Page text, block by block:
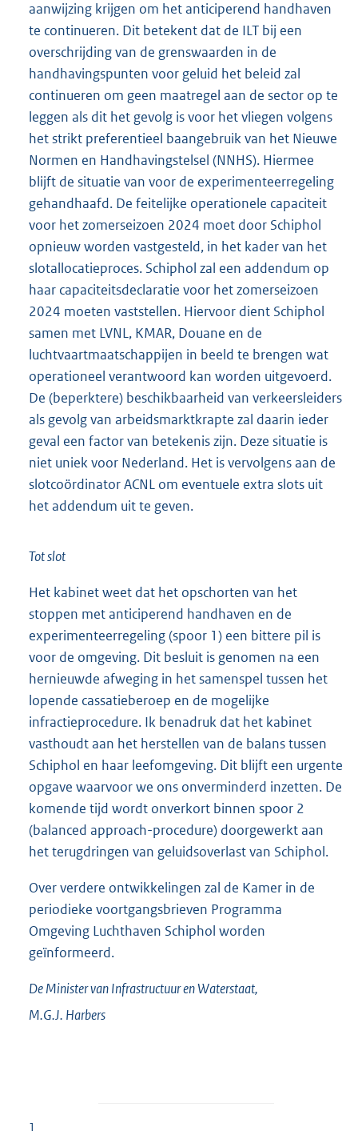
aanwijzing krijgen om het anticiperend handhaven
te continueren. Dit betekent dat de ILT bij een
overschrijding van de grenswaarden in de
handhavingspunten voor geluid het beleid zal
continueren om geen maatregel aan de sector op te
leggen als dit het gevolg is voor het vliegen volgens
het strikt preferentieel baangebruik van het Nieuwe
Normen en Handhavingstelsel (NNHS). Hiermee
blijft de situatie van voor de experimenteerregeling
gehandhaafd. De feitelijke operationele capaciteit
voor het zomerseizoen 2024 moet door Schiphol
opnieuw worden vastgesteld, in het kader van het
slotallocatieproces. Schiphol zal een addendum op
haar capaciteitsdeclaratie voor het zomerseizoen
2024 moeten vaststellen. Hiervoor dient Schiphol
samen met LVNL, KMAR, Douane en de
luchtvaartmaatschappijen in beeld te brengen wat
operationeel verantwoord kan worden uitgevoerd.
De (beperktere) beschikbaarheid van verkeersleiders
als gevolg van arbeidsmarktkrapte zal daarin ieder
geval een factor van betekenis zijn. Deze situatie is
niet uniek voor Nederland. Het is vervolgens aan de
slotcoördinator ACNL om eventuele extra slots uit
het addendum uit te geven.
Tot slot
Het kabinet weet dat het opschorten van het
stoppen met anticiperend handhaven en de
experimenteerregeling (spoor 1) een bittere pil is
voor de omgeving. Dit besluit is genomen na een
hernieuwde afweging in het samenspel tussen het
lopende cassatieberoep en de mogelijke
infractieprocedure. Ik benadruk dat het kabinet
vasthoudt aan het herstellen van de balans tussen
Schiphol en haar leefomgeving. Dit blijft een urgente
opgave waarvoor we ons onverminderd inzetten. De
komende tijd wordt onverkort binnen spoor 2
(balanced approach-procedure) doorgewerkt aan
het terugdringen van geluidsoverlast van Schiphol.
Over verdere ontwikkelingen zal de Kamer in de
periodieke voortgangsbrieven Programma
Omgeving Luchthaven Schiphol worden
geïnformeerd.
De Minister van Infrastructuur en Waterstaat,
M.G.J. Harbers
1